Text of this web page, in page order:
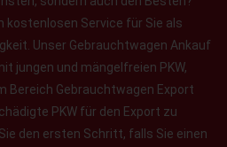
kostenlosen Service für Sie als
Unser Gebrauchtwagen Ankauf
jungen und mängelfreien PKW,
Bereich Gebrauchtwagen Export
PKW für den Export zu
den ersten Schritt, falls Sie einen